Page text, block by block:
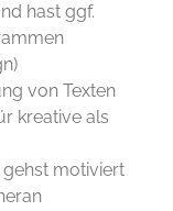
hast ggf.
von Texten
kreative als
motiviert